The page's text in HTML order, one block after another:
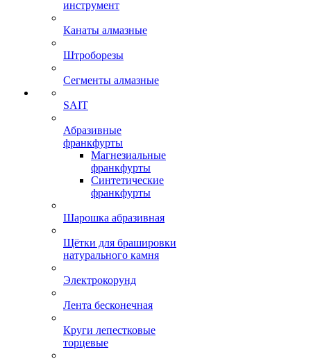
инструмент
Канаты алмазные
Штроборезы
Сегменты алмазные
SAIT
Абразивные
франкфурты
Магнезиальные
франкфурты
Синтетические
франкфурты
Шарошка абразивная
Щётки для брашировки
натурального камня
Электрокорунд
Лента бесконечная
Круги лепестковые
торцевые